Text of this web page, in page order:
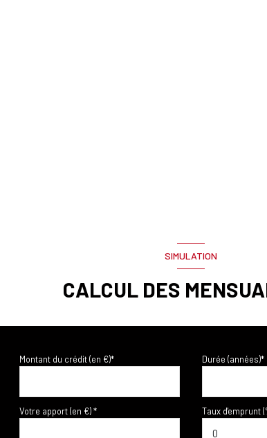
SIMULATION
CALCUL DES
Montant du crédit (en €)* Durée (années)*
Votre apport (en €) * Taux d'emprunt